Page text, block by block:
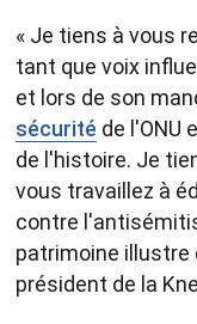
« Je tiens à vous
tant que voix
et lors de son
sécurité de l'ONU
de l'histoire. Je
vous travaillez à
contre
patrimoine illustre
président de la